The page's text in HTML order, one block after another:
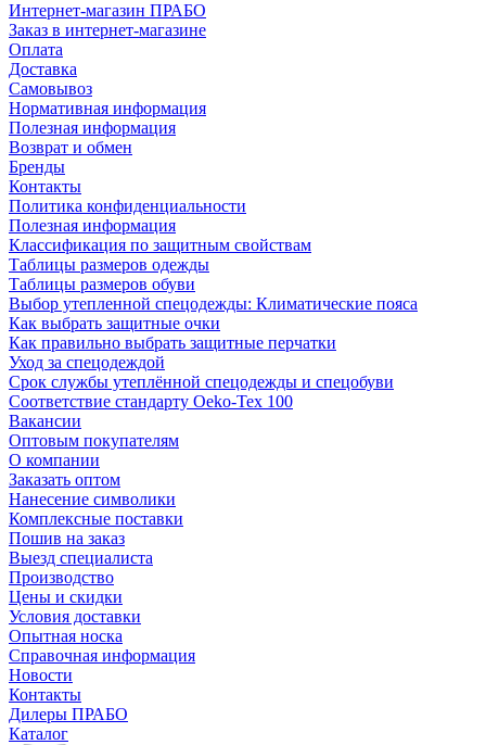
Интернет-магазин ПРАБО
Заказ в интернет-магазине
Оплата
Доставка
Самовывоз
Нормативная информация
Полезная информация
Возврат и обмен
Бренды
Контакты
Политика конфиденциальности
Полезная информация
Классификация по защитным свойствам
Таблицы размеров одежды
Таблицы размеров обуви
Выбор утепленной спецодежды: Климатические пояса
Как выбрать защитные очки
Как правильно выбрать защитные перчатки
Уход за спецодеждой
Срок службы утеплённой спецодежды и спецобуви
Соответствие стандарту Oeko-Tex 100
Вакансии
Оптовым покупателям
О компании
Заказать оптом
Нанесение символики
Комплексные поставки
Пошив на заказ
Выезд специалиста
Производство
Цены и скидки
Условия доставки
Опытная носка
Справочная информация
Новости
Контакты
Дилеры ПРАБО
Каталог